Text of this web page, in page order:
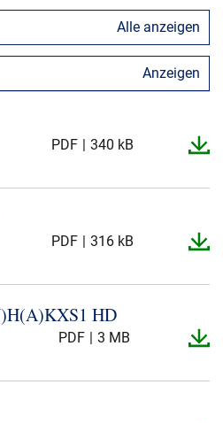
Alle anzeigen
Anzeigen
PDF 340 kB
PDF 316 kB
HD
PDF 3 MB